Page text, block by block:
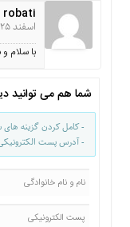
robati
اسفند 25, 1397 در 10:20 ق.ظ
با سلام
شما هم می توانید
- کامل کردن گزینه های
- آدرس پست